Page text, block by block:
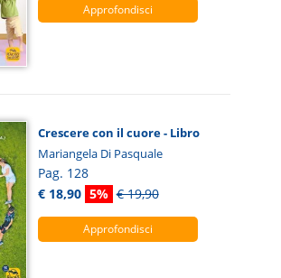
Approfondisci
Crescere con il cuore - Libro
Mariangela Di Pasquale
Pag. 128
€ 18,90 5% € 19,90
Approfondisci